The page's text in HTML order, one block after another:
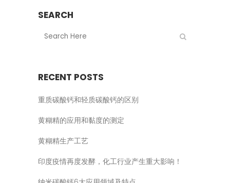
SEARCH
RECENT POSTS
重质碳酸钙和轻质碳酸钙的区别
黄糊精的应用和黏度的测定
黄糊精生产工艺
印度疫情再度发酵，化工行业产生重大影响！